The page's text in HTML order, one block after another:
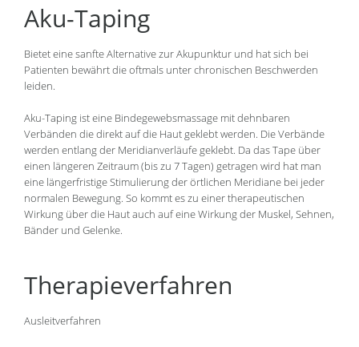
Aku-Taping
Bietet eine sanfte Alternative zur Akupunktur und hat sich bei
Patienten bewährt die oftmals unter chronischen Beschwerden
leiden.
Aku-Taping ist eine Bindegewebsmassage mit dehnbaren
Verbänden die direkt auf die Haut geklebt werden. Die Verbände
werden entlang der Meridianverläufe geklebt. Da das Tape über
einen längeren Zeitraum (bis zu 7 Tagen) getragen wird hat man
eine längerfristige Stimulierung der örtlichen Meridiane bei jeder
normalen Bewegung. So kommt es zu einer therapeutischen
Wirkung über die Haut auch auf eine Wirkung der Muskel, Sehnen,
Bänder und Gelenke.
Therapieverfahren
Ausleitverfahren